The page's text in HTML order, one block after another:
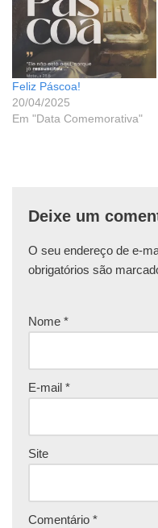
Feliz Páscoa!
20/04/2025
Em "Data Comemorativa"
Deixe um
O seu endereço de e-
obrigatórios são
Nome *
E-mail *
Site
Comentário *